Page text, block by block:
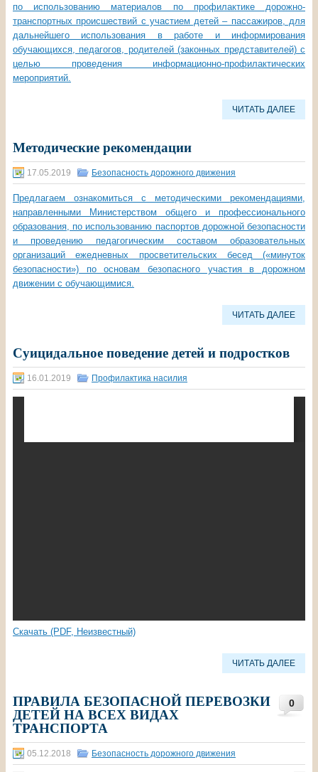
по использованию материалов по профилактике дорожно-
транспортных происшествий с участием детей – пассажиров, для
дальнейшего использования в работе и информирования
обучающихся, педагогов, родителей (законных представителей) с
целью проведения информационно-профилактических
мероприятий.
ЧИТАТЬ ДАЛЕЕ
Методические рекомендации
17.05.2019 Безопасность дорожного движения
Предлагаем ознакомиться с методическими рекомендациями,
направленными Министерством общего и профессионального
образования, по использованию паспортов дорожной безопасности
и проведению педагогическим составом образовательных
организаций ежедневных просветительских бесед («минуток
безопасности») по основам безопасного участия в дорожном
движении с обучающимися.
ЧИТАТЬ ДАЛЕЕ
Суицидальное поведение детей и подростков
16.01.2019 Профилактика насилия
Скачать (PDF, Неизвестный)
ЧИТАТЬ ДАЛЕЕ
0
ПРАВИЛА БЕЗОПАСНОЙ ПЕРЕВОЗКИ
ДЕТЕЙ НА ВСЕХ ВИДАХ
ТРАНСПОРТА
05.12.2018 Безопасность дорожного движения